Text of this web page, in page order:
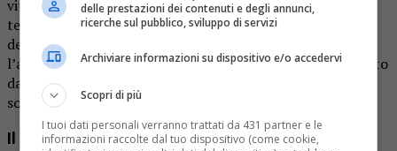
vittimista. Chicca si mette nei panni di chi cede alla
tentazione, narrando con onestà l’impotenza di fronte al
desiderio. Attraverso giochi di parole e battute pungenti,
l’artista offre uno scenario intimo e seduttivo, impreziosito
dalla produzione di Matteo Liotta, che dona al brano
sonorità pop-reggaeton avvolgenti.
Il percorso artistico di Chicca
delle prestazioni dei contenuti e degli annunci,
ricerche sul pubblico, sviluppo di servizi
Archiviare informazioni su dispositivo e/o accedervi
Scopri di più
I tuoi dati personali verranno trattati da 431 partner e le
informazioni raccolte dal tuo dispositivo (come cookie,